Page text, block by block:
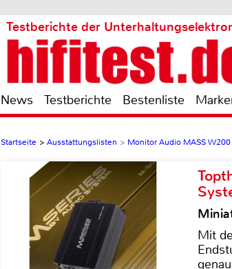
Testberichte der
News Testberichte Bestenliste
Startseite > Ausstattungslisten > Monitor Audio MASS W200
Mit